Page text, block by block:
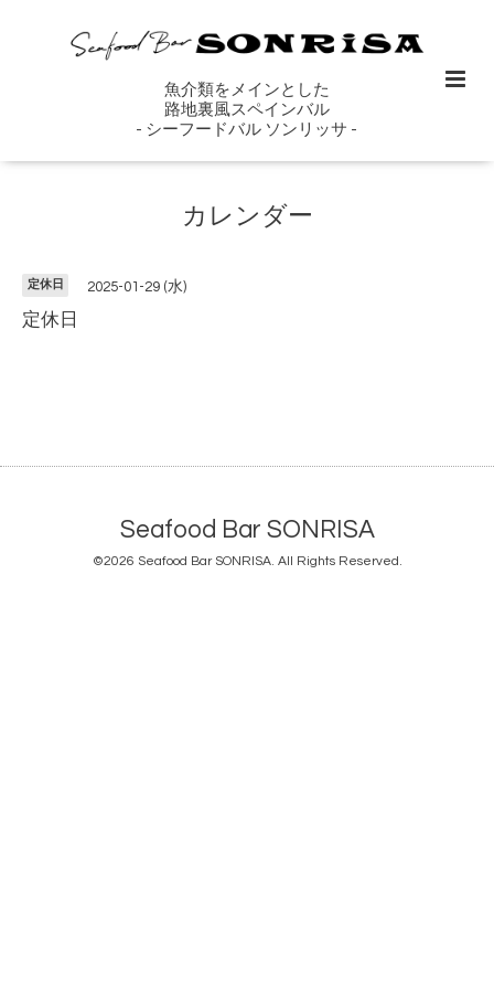
魚介類をメインとした
路地裏風スペインバル
- シーフードバル ソンリッサ -
カレンダー
定休日 2025-01-29 (水)
定休日
Seafood Bar SONRISA
©2026 Seafood Bar SONRISA. All Rights Reserved.